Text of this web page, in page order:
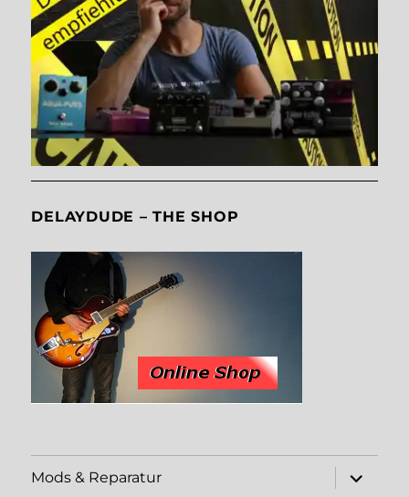
DELAYDUDE – THE SHOP
Mods & Reparatur
öffnen